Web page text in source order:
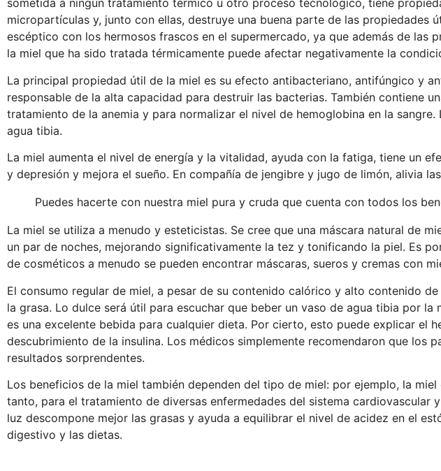
sometida a ningún tratamiento térmico u otro proceso tecnológico, tiene
micropartículas y, junto con ellas, destruye una buena parte de las propiedades
escéptico con los hermosos frascos en el supermercado, ya que además de las
la miel que ha sido tratada térmicamente puede afectar negativamente la
La principal propiedad útil de la miel es su efecto antibacteriano, antifúngico y
responsable de la alta capacidad para destruir las bacterias. También contiene
tratamiento de la anemia y para normalizar el nivel de hemoglobina en la
agua tibia.
La miel aumenta el nivel de energía y la vitalidad, ayuda con la fatiga, tiene un
y ​​depresión y mejora el sueño. En compañía de jengibre y jugo de limón, alivia
Puedes hacerte con nuestra miel pura y cruda que cuenta con todos los
La miel se utiliza a menudo y esteticistas. Se cree que una máscara natural de
un par de noches, mejorando significativamente la tez y tonificando la piel. Es
de cosméticos a menudo se pueden encontrar máscaras, sueros y cremas con
El consumo regular de miel, a pesar de su contenido calórico y alto contenido
la grasa. Lo dulce será útil para escuchar que beber un vaso de agua tibia por
es una excelente bebida para cualquier dieta. Por cierto, esto puede explicar el
descubrimiento de la insulina. Los médicos simplemente recomendaron que los
resultados sorprendentes.
Los beneficios de la miel también dependen del tipo de miel: por ejemplo, la
tanto, para el tratamiento de diversas enfermedades del sistema cardiovascular
luz descompone mejor las grasas y ayuda a equilibrar el nivel de acidez en el
digestivo y las dietas.